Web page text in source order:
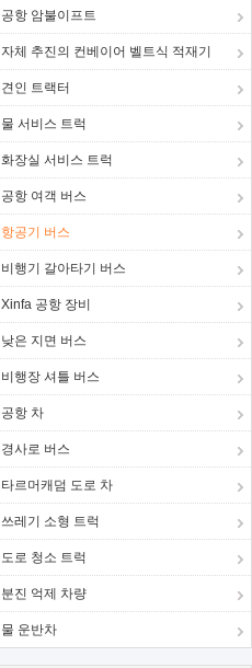
공항 암불이프트
자체 추진의 컨베이어 벨트식 적재기
견인 트랙터
물 서비스 트럭
화장실 서비스 트럭
공항 여객 버스
항공기 버스
비행기 갈아타기 버스
Xinfa 공항 장비
낮은 지면 버스
비행장 셔틀 버스
공항 차
경사로 버스
타르머캐덤 도로 차
쓰레기 소형 트럭
도로 청소 트럭
분진 억제 차량
물 운반차